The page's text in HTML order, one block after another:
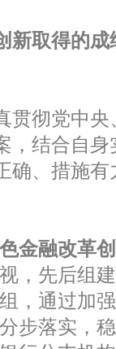
新取得的
贯彻党中
，结合自
确、措施
金融改革
，先后组
，通过加
步落实，